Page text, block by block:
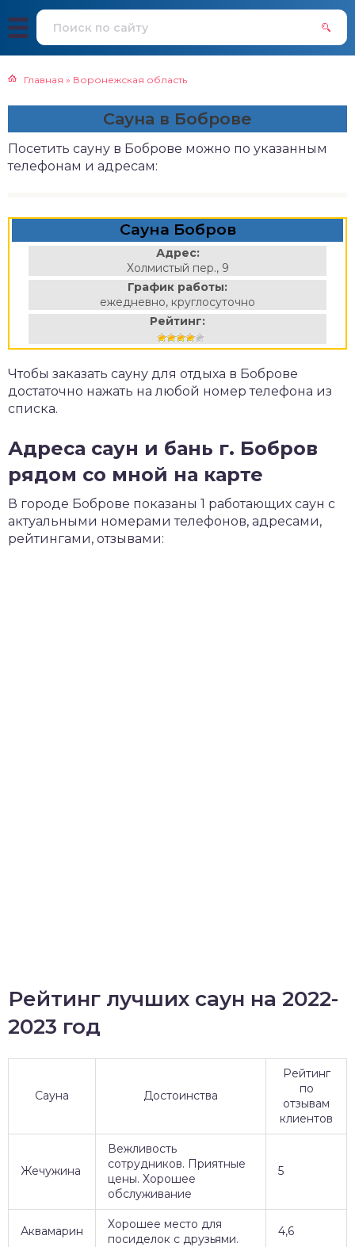
Главная » Воронежская область
Сауна в Боброве
Посетить сауну в Боброве можно по указанным
телефонам и адресам:
Сауна Бобров
Адрес:
Холмистый пер., 9
График работы:
ежедневно, круглосуточно
Рейтинг:
Чтобы заказать сауну для отдыха в Боброве
достаточно нажать на любой номер телефона из
списка.
Адреса саун и бань г. Бобров
рядом со мной на карте
В городе Боброве показаны 1 работающих саун с
актуальными номерами телефонов, адресами,
рейтингами, отзывами:
Рейтинг лучших саун на 2022-
2023 год
Сауна Достоинства
Рейтинг
по
отзывам
клиентов
Жечужина
Вежливость
сотрудников. Приятные
цены. Хорошее
обслуживание
5
Аквамарин
Хорошее место для
посиделок с друзьями.
4,6